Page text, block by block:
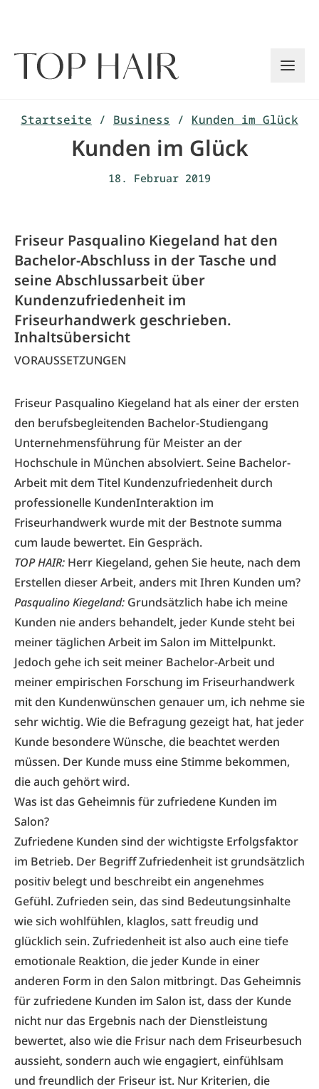
Startseite / Business / Kunden im Glück
Kunden im Glück
18. Februar 2019
Friseur Pasqualino Kiegeland hat den
Bachelor-Abschluss in der Tasche und
seine ­Abschlussarbeit über
Kundenzufriedenheit im
Friseurhandwerk geschrieben.
Inhaltsübersicht
VORAUSSETZUNGEN
Friseur Pasqualino Kiegeland hat als einer der ersten
den berufsbegleitenden Bachelor-Studiengang
Unternehmensführung für Meister an der
Hochschule in München absolviert. Seine Bachelor-
Arbeit mit dem Titel Kundenzufriedenheit durch
professionelle Kunden­Interaktion im
Friseurhandwerk wurde mit der Bestnote summa
cum laude ­bewertet. Ein Gespräch.
TOP HAIR: Herr Kiegeland, gehen Sie heute, nach dem
Erstellen dieser Arbeit, anders mit Ihren Kunden um?
Pasqualino Kiegeland: Grundsätzlich habe ich meine
Kunden nie anders behandelt, jeder Kunde steht bei
meiner täglichen Arbeit im Salon im Mittelpunkt.
Jedoch gehe ich seit meiner Bachelor-Arbeit und
meiner empirischen Forschung im Friseurhandwerk
mit den Kundenwünschen genauer um, ich nehme sie
sehr wichtig. Wie die Befragung gezeigt hat, hat jeder
Kunde besondere Wünsche, die beachtet werden
müssen. Der Kunde muss eine Stimme bekommen,
die auch gehört wird.
Was ist das Geheimnis für zufriedene Kunden im
Salon?
Zufriedene Kunden sind der wichtigste Erfolgsfaktor
im Betrieb. Der Begriff ­Zufriedenheit ist grundsätzlich
positiv ­belegt und beschreibt ein angenehmes
Gefühl. Zufrieden sein, das sind Bedeutungs­inhalte
wie sich wohlfühlen, klaglos, satt freudig und
glücklich sein. Zufriedenheit ist also auch eine tiefe
emotionale Reaktion, die jeder Kunde in einer
anderen Form in den Salon mitbringt. Das Geheimnis
für zufriedene Kunden im Salon ist, dass der Kunde
nicht nur das Ergebnis nach der Dienstleistung
bewertet, also wie die Frisur nach dem Friseurbesuch
aussieht, sondern auch wie engagiert, einfühlsam
und freundlich der Friseur ist. Nur Kriterien, die